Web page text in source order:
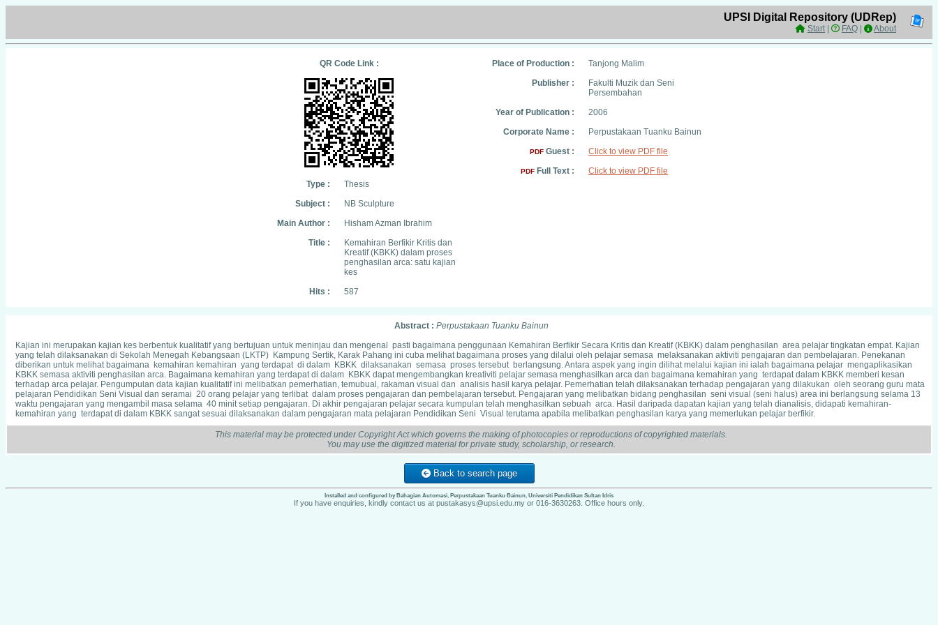
UPSI Digital Repository (UDRep)
Start| FAQ About
QR Code Link :
Type :
Thesis
Subject :
NB Sculpture
Main Author :
Hisham Azman Ibrahim
Title :
Kemahiran Berfikir Kritis dan
Kreatif (KBKK) dalam proses
penghasilan arca: satu kajian
kes
Hits :
587
Place of Production :
Tanjong Malim
Publisher :
Fakulti Muzik dan Seni
Persembahan
Year of Publication :
2006
Corporate Name :
Perpustakaan Tuanku Bainun
PDF Guest : Click to view PDF file
PDF Full Text : Click to view PDF file
Abstract : Perpustakaan Tuanku Bainun
Kajian ini merupakan kajian kes berbentuk kualitatif yang bertujuan untuk meninjau dan mengenal pasti bagaimana penggunaan Kemahiran Berfikir Secara Kritis dan Kreatif (KBKK) dalam penghasilan area pelajar tingkatan empat. Kajian
yang telah dilaksanakan di Sekolah Menegah Kebangsaan (LKTP) Kampung Sertik, Karak Pahang ini cuba melihat bagaimana proses yang dilalui oleh pelajar semasa melaksanakan aktiviti pengajaran dan pembelajaran. Penekanan
diberikan untuk melihat bagaimana kemahiran­ kemahiran yang terdapat di dalam KBKK dilaksanakan semasa proses tersebut berlangsung. Antara aspek yang ingin dilihat melalui kajian ini ialah bagaimana pelajar mengaplikasikan
KBKK semasa aktiviti penghasilan arca. Bagaimana kemahiran yang terdapat di dalam KBKK dapat mengembangkan kreativiti pelajar semasa menghasilkan arca dan bagaimana kemahiran yang terdapat dalam KBKK memberi kesan
terhadap arca pelajar. Pengumpulan data kajian kualitatif ini melibatkan pemerhatian, temubual, rakaman visual dan analisis hasil karya pelajar. Pemerhatian telah dilaksanakan terhadap pengajaran yang dilakukan oleh seorang guru mata
pelajaran Pendidikan Seni Visual dan seramai 20 orang pelajar yang terlibat dalam proses pengajaran dan pembelajaran tersebut. Pengajaran yang melibatkan bidang penghasilan seni visual (seni halus) area ini berlangsung selama 13
waktu pengajaran yang mengambil masa selama 40 minit setiap pengajaran. Di akhir pengajaran pelajar secara kumpulan telah menghasilkan sebuah arca. Hasil daripada dapatan kajian yang telah dianalisis, didapati kemahiran-
kemahiran yang terdapat di dalam KBKK sangat sesuai dilaksanakan dalam pengajaran mata pelajaran Pendidikan Seni Visual terutama apabila melibatkan penghasilan karya yang memerlukan pelajar berfikir.
This material may be protected under Copyright Act which governs the making of photocopies or reproductions of copyrighted materials.
You may use the digitized material for private study, scholarship, or research.
Back to search page
Installed and configured by Bahagian Automasi, Perpustakaan Tuanku Bainun, Universiti Pendidikan Sultan Idris
If you have enquiries, kindly contact us at pustakasys@upsi.edu.my or 016-3630263. Office hours only.